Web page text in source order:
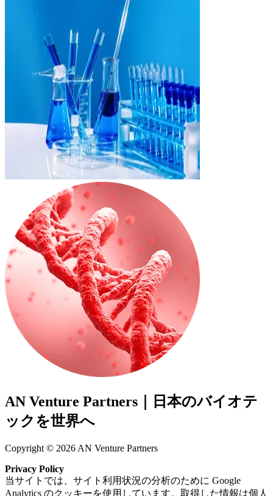
AN Venture Partners｜日本のバイオテ
ックを世界へ
Copyright © 2026 AN Venture Partners
Privacy Policy
当サイトでは、サイト利用状況の分析のために Google
Analytics のクッキーを使用しています。取得した情報は個人